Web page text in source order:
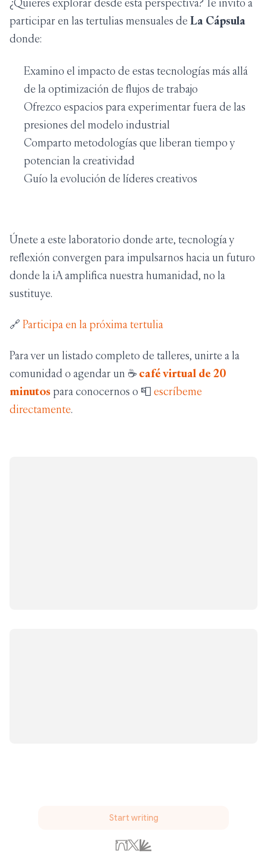
¿Quieres explorar desde esta perspectiva? Te invito a
participar en las tertulias mensuales deLa Cápsula
donde:
Examino el impacto de estas tecnologías más allá
de la optimización de flujos de trabajo
Ofrezco espacios para experimentar fuera de las
presiones del modelo industrial
Comparto metodologías que liberan tiempo y
potencian la creatividad
Guío la evolución de líderes creativos
Únete a este laboratorio donde arte, tecnología y
reflexión convergen para impulsarnos hacia un futuro
donde la iA amplifica nuestra humanidad, no la
sustituye.
🔗 Participa en la próxima tertulia
Para ver un listado completo de talleres, unirte a la
comunidad o agendar un ☕ café virtual de 20
minutos para conocernos o 📮 escríbeme
directamente.
Start writing